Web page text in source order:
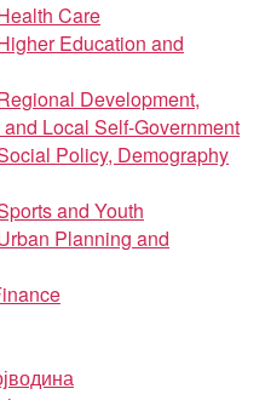
Care
Education and
Development,
Local Self-Government
Policy, Demography
and Youth
Planning and